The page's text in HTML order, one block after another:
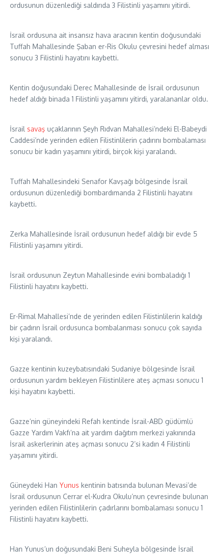
ordusunun düzenlediği saldırıda 3 Filistinli yaşamını yitirdi.
İsrail ordusuna ait insansız hava aracının kentin doğusundaki
Tuffah Mahallesinde Şaban er-Ris Okulu çevresini hedef alması
sonucu 3 Filistinli hayatını kaybetti.
Kentin doğusundaki Derec Mahallesinde de İsrail ordusunun
hedef aldığı binada 1 Filistinli yaşamını yitirdi, yaralananlar oldu.
İsrail savaş uçaklarının Şeyh Rıdvan Mahallesi’ndeki El-Babeydi
Caddesi’nde yerinden edilen Filistinlilerin çadırını bombalaması
sonucu bir kadın yaşamını yitirdi, birçok kişi yaralandı.
Tuffah Mahallesindeki Senafor Kavşağı bölgesinde İsrail
ordusunun düzenlediği bombardımanda 2 Filistinli hayatını
kaybetti.
Zerka Mahallesinde İsrail ordusunun hedef aldığı bir evde 5
Filistinli yaşamını yitirdi.
İsrail ordusunun Zeytun Mahallesinde evini bombaladığı 1
Filistinli hayatını kaybetti.
Er-Rimal Mahallesi’nde de yerinden edilen Filistinlilerin kaldığı
bir çadırın İsrail ordusunca bombalanması sonucu çok sayıda
kişi yaralandı.
Gazze kentinin kuzeybatısındaki Sudaniye bölgesinde İsrail
ordusunun yardım bekleyen Filistinlilere ateş açması sonucu 1
kişi hayatını kaybetti.
Gazze’nin güneyindeki Refah kentinde İsrail-ABD güdümlü
Gazze Yardım Vakfı’na ait yardım dağıtım merkezi yakınında
İsrail askerlerinin ateş açması sonucu 2’si kadın 4 Filistinli
yaşamını yitirdi.
Güneydeki Han Yunus kentinin batısında bulunan Mevasi’de
İsrail ordusunun Cerrar el-Kudra Okulu’nun çevresinde bulunan
yerinden edilen Filistinlilerin çadırlarını bombalaması sonucu 1
Filistinli hayatını kaybetti.
Han Yunus’un doğusundaki Beni Suheyla bölgesinde İsrail